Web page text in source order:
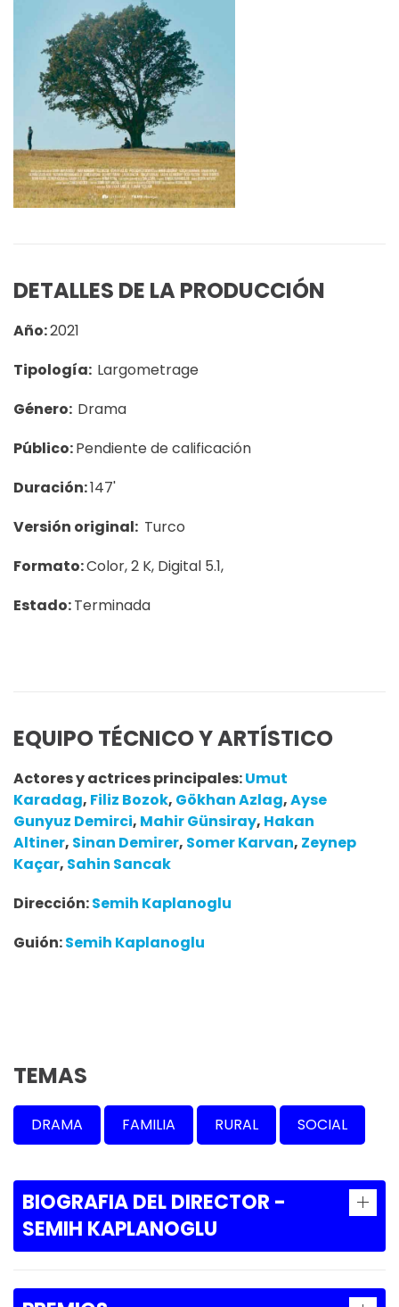
DETALLES DE LA PRODUCCIÓN
Año:2021
Tipología: Largometrage
Género: Drama
Público:Pendiente de calificación
Duración:147'
Versión original: Turco
Formato:Color, 2 K, Digital 5.1,
Estado:Terminada
EQUIPO TÉCNICO Y ARTÍSTICO
Actores y actrices principales:Umut
Karadag, Filiz Bozok, Gökhan Azlag,Ayse
Gunyuz Demirci, Mahir Günsiray, Hakan
Altiner, Sinan Demirer, Somer Karvan, Zeynep
Kaçar, Sahin Sancak
Dirección:Semih Kaplanoglu
Guión:Semih Kaplanoglu
TEMAS
DRAMA FAMILIA RURAL SOCIAL
BIOGRAFIA DEL DIRECTOR -
SEMIH KAPLANOGLU